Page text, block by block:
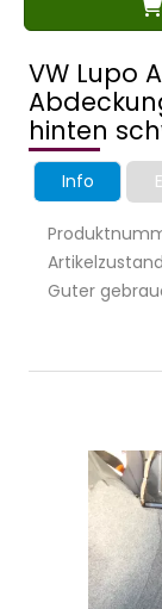
VW Lupo
hinten
Info
Guter